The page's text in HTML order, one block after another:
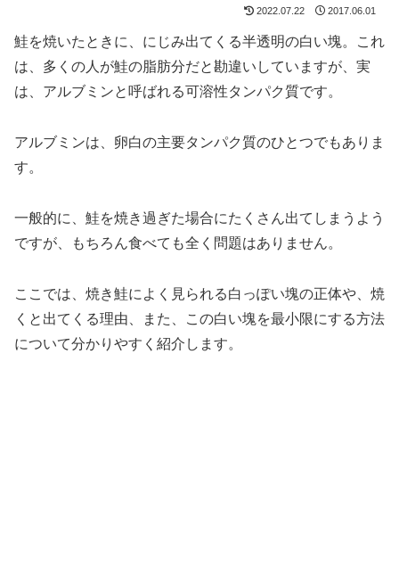
2022.07.22 2017.06.01
鮭を焼いたときに、にじみ出てくる半透明の白い塊。これ
は、多くの人が鮭の脂肪分だと勘違いしていますが、実
は、アルブミンと呼ばれる可溶性タンパク質です。
アルブミンは、卵白の主要タンパク質のひとつでもありま
す。
一般的に、鮭を焼き過ぎた場合にたくさん出てしまうよう
ですが、もちろん食べても全く問題はありません。
ここでは、焼き鮭によく見られる白っぽい塊の正体や、焼
くと出てくる理由、また、この白い塊を最小限にする方法
について分かりやすく紹介します。